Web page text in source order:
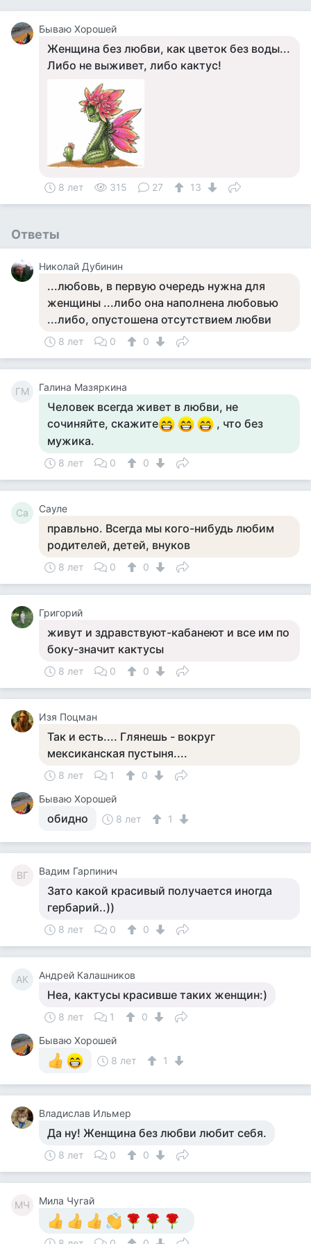
Бываю Хорошей
Женщина без любви, как цветок без воды...
Либо не выживет, либо кактус!
8 лет 315 27 13
Ответы
Николай Дубинин
...любовь, в первую очередь нужна для
женщины ...либо она наполнена любовью
...либо, опустошена отсутствием любви
8 лет 0 0
ГМ Галина Мазяркина
Человек всегда живет в любви, не
сочиняйте, скажите
, что без
мужика.
8 лет 0 0
Са Сауле
правльно. Всегда мы кого-нибудь любим
родителей, детей, внуков
8 лет 0 0
Григорий
живут и здравствуют-кабанеют и все им по
боку-значит кактусы
8 лет 0 0
Изя Поцман
Так и есть.... Глянешь - вокруг
мексиканская пустыня....
8 лет 1
0
Бываю Хорошей
обидно 8 лет 1
ВГ Вадим Гарпинич
Зато какой красивый получается иногда
гербарий..))
8 лет 0 0
АК Андрей Калашников
Неа, кактусы красивше таких женщин:)
8 лет 1
0
Бываю Хорошей
8 лет
1
Владислав Ильмер
Да ну! Женщина без любви любит себя.
8 лет 0 0
МЧ Мила Чугай